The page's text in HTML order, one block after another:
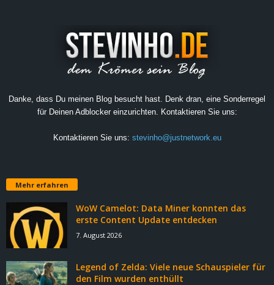
Danke, dass Du meinen Blog besucht hast. Denk dran, eine Sonderregel
für Deinen Adblocker einzurichten. Kontaktieren Sie uns:
Kontaktieren Sie uns: stevinho@justnetwork.eu
Mehr erfahren
WoW Camelot: Data Miner konnten das
erste Content Update entdecken
7. August 2026
Legend of Zelda: Viele neue Schauspieler für
den Film wurden enthüllt